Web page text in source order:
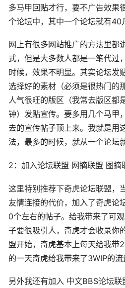
多马甲回贴才行，要不广告效果
个论坛中，其中一个论坛就有40
网上有很多网站推广的方法里都
式，但是大多数人都是一笔代过
时候，效果不明显。其实论坛发
选择好的素材（必须是很热门的
人气很旺的版区（我常去版区都
钟）发贴宣传。要多用几个马甲
去的宣传帖子顶上来。我就是用
法，最多的时候，就从一个论坛
2：加入论坛联盟 网摘联盟 图摘
这里特别推荐下奇虎论坛联盟，
友情连接的代价，加入了奇虎论
0个左右的帖子。给我带来了可
子要很吸引人，奇虎才会收录你
盟开始，奇虎基本上每天给我带
的一天奇虎给我带来了3WIP的流
另外我还有加入 中文BBS论坛